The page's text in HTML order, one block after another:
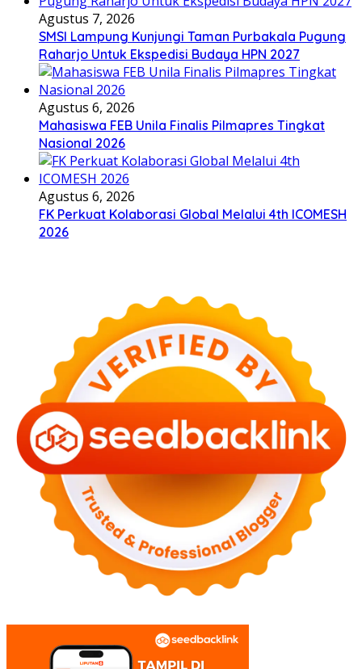
Agustus 7, 2026
SMSI Lampung Kunjungi Taman Purbakala Pugung
Raharjo Untuk Ekspedisi Budaya HPN 2027
Agustus 6, 2026
Mahasiswa FEB Unila Finalis Pilmapres Tingkat
Nasional 2026
Agustus 6, 2026
FK Perkuat Kolaborasi Global Melalui 4th ICOMESH
2026